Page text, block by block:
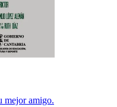
mejor amigo.